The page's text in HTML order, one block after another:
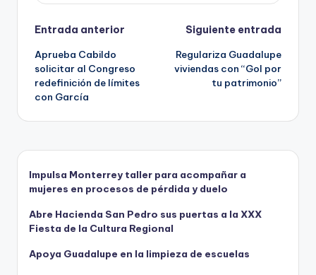
Navegación
de
entradas
Entrada anterior
Aprueba Cabildo
solicitar al Congreso
redefinición de límites
con García
Siguiente entrada
Regulariza Guadalupe
viviendas con “Gol por
tu patrimonio”
Impulsa Monterrey taller para acompañar a
mujeres en procesos de pérdida y duelo
Abre Hacienda San Pedro sus puertas a la XXX
Fiesta de la Cultura Regional
Apoya Guadalupe en la limpieza de escuelas